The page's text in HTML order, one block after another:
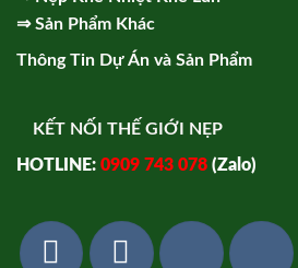
⇒Sản Phẩm Khác
Thông Tin Dự Án và Sản Phẩm
KẾT NỐI THẾ GIỚI NẸP
HOTLINE: 0909 743 078 (Zalo)